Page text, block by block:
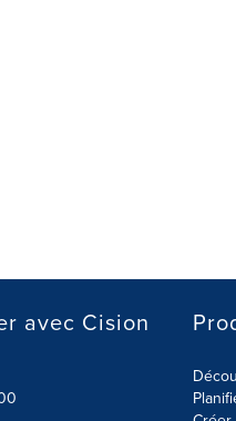
avec Cision